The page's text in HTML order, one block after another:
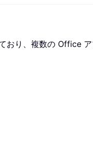
り、複数の Office ア